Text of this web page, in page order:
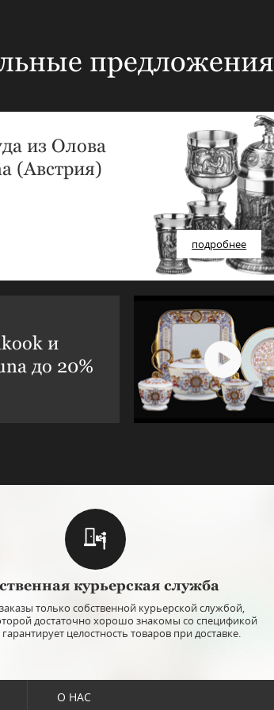
предложения
из Олова
(Австрия)
подробнее
и
до 20%
курьерская служба
только собственной курьерской службой,
достаточно хорошо знакомы со спецификой
гарантирует целостность товаров при доставке.
О НАС